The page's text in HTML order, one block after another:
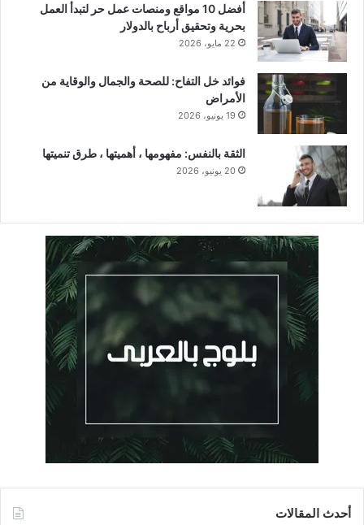
أفضل 10 مواقع ومنصات عمل حر لتبدأ العمل
بحرية وتحقيق أرباح بالدولار
22 مايو، 2026
فوائد خل التفاح: للصحة والجمال والوقاية من
الأمراض
19 يونيو، 2026
الثقة بالنفس: مفهومها ، أهميتها ، طرق تنميتها
20 يونيو، 2026
أحدث المقالات